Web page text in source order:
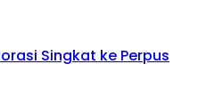
Singkat ke Perpus